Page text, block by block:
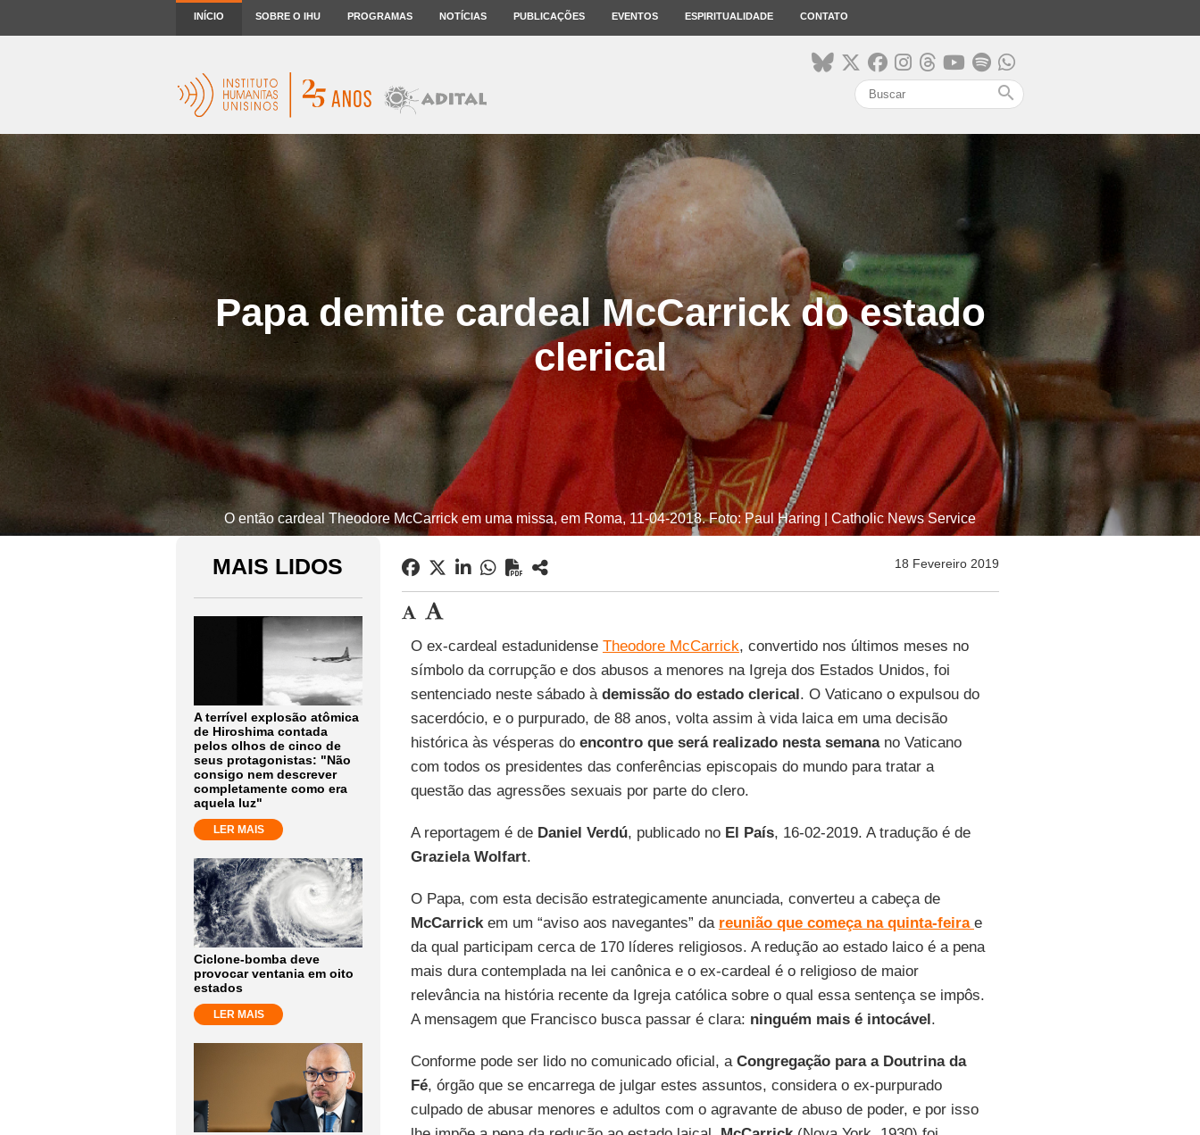
INÍCIO SOBRE O IHU PROGRAMAS NOTÍCIAS PUBLICAÇÕES EVENTOS ESPIRITUALIDADE CONTATO
search
Papa demite cardeal McCarrick do estado
clerical
O então cardeal Theodore McCarrick em uma missa, em Roma, 11-04-2018. Foto: Paul Haring | Catholic News Service
MAIS LIDOS
A terrível explosão atômica
de Hiroshima contada
pelos olhos de cinco de
seus protagonistas: "Não
consigo nem descrever
completamente como era
aquela luz"
LER MAIS
Ciclone-bomba deve
provocar ventania em oito
estados
LER MAIS
18 Fevereiro 2019
O ex-cardeal estadunidense Theodore McCarrick, convertido nos últimos meses no
símbolo da corrupção e dos abusos a menores na Igreja dos Estados Unidos, foi
sentenciado neste sábado à demissão do estado clerical. O Vaticano o expulsou do
sacerdócio, e o purpurado, de 88 anos, volta assim à vida laica em uma decisão
histórica às vésperas do encontro que será realizado nesta semanano Vaticano
com todos os presidentes das conferências episcopais do mundo para tratar a
questão das agressões sexuais por parte do clero.
A reportagem é de Daniel Verdú, publicado no El País, 16-02-2019. A tradução é de
Graziela Wolfart.
O Papa, com esta decisão estrategicamente anunciada, converteu a cabeça de
McCarrickem um “aviso aos navegantes” da reunião que começa na quinta-feira e
da qual participam cerca de 170 líderes religiosos. A redução ao estado laico é a pena
mais dura contemplada na lei canônica e o ex-cardeal é o religioso de maior
relevância na história recente da Igreja católica sobre o qual essa sentença se impôs.
A mensagem que Francisco busca passar é clara: ninguém mais é intocável.
Conforme pode ser lido no comunicado oficial, a Congregação para a Doutrina da
Fé, órgão que se encarrega de julgar estes assuntos, considera o ex-purpurado
culpado de abusar menores e adultos com o agravante de abuso de poder, e por isso